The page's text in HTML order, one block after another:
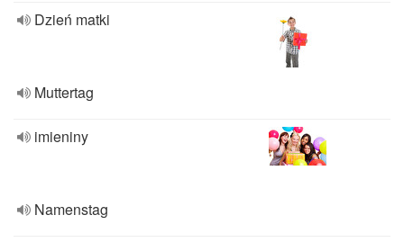
Dzień matki
Muttertag
imieniny
Namenstag